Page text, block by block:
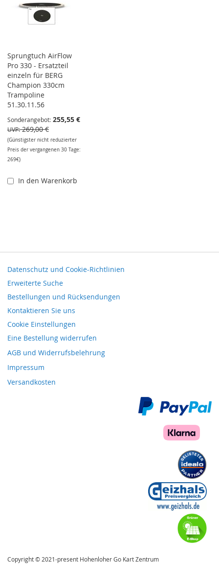
Sprungtuch AirFlow
Pro 330 - Ersatzteil
einzeln für BERG
Champion 330cm
Trampoline
51.30.11.56
Sonderangebot 255,55 €
UVP 269,00 €
(Günstigster nicht reduzierter
Preis der vergangenen 30 Tage:
269€)
In den Warenkorb
Datenschutz und Cookie-Richtlinien
Erweiterte Suche
Bestellungen und Rücksendungen
Kontaktieren Sie uns
Cookie Einstellungen
Eine Bestellung widerrufen
AGB und Widerrufsbelehrung
Impressum
Versandkosten
Copyright © 2021-present Hohenloher Go Kart Zentrum